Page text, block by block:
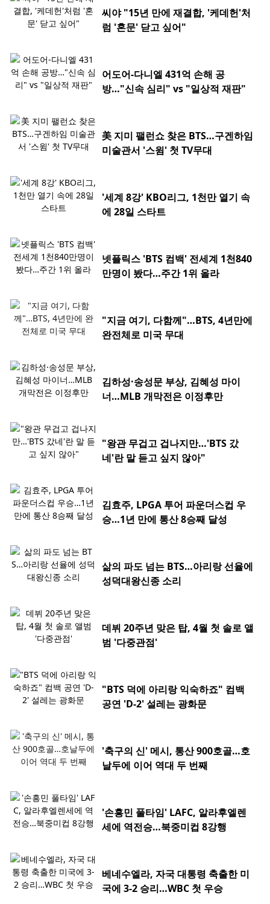
씨야 "15년 만에 재결합, '케데헌'처
럼 '혼문' 닫고 싶어"
어도어-다니엘 431억 손해 공
방…"신속 심리" vs "일상적 재판"
美 지미 팰런쇼 찾은 BTS…구겐하임
미술관서 '스윔' 첫 TV무대
'세계 8강' KBO리그, 1천만 열기 속
에 28일 스타트
넷플릭스 'BTS 컴백' 전세계 1천840
만명이 봤다…주간 1위 올라
"지금 여기, 다함께"…BTS, 4년만에
완전체로 미국 무대
김하성·송성문 부상, 김혜성 마이
너…MLB 개막전은 이정후만
"왕관 무겁고 겁나지만…'BTS 갔
네'란 말 듣고 싶지 않아"
김효주, LPGA 투어 파운더스컵 우
승…1년 만에 통산 8승째 달성
삶의 파도 넘는 BTS…아리랑 선율에
성덕대왕신종 소리
데뷔 20주년 맞은 탑, 4월 첫 솔로 앨
범 '다중관점'
"BTS 덕에 아리랑 익숙하죠" 컴백
공연 'D-2' 설레는 광화문
'축구의 신' 메시, 통산 900호골…호
날두에 이어 역대 두 번째
'손흥민 풀타임' LAFC, 알라후엘렌
세에 역전승…북중미컵 8강행
베네수엘라, 자국 대통령 축출한 미
국에 3-2 승리…WBC 첫 우승